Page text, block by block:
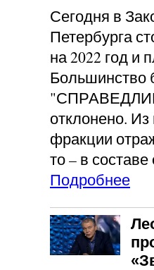
Сегодня в
Петербурга
на 2022 год и
Большинство
отклонено. Из
фракции
то – в
Подробнее